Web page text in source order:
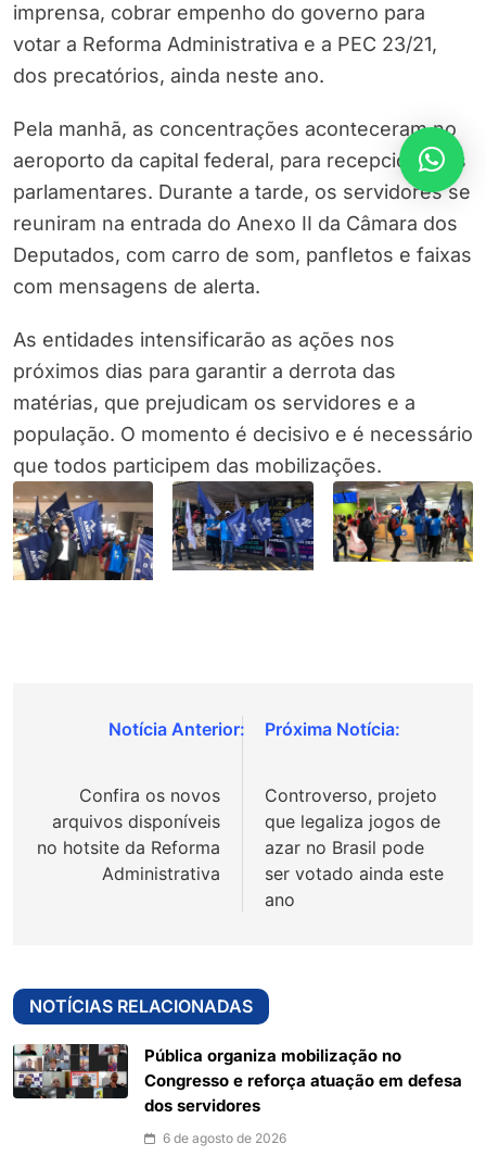
imprensa, cobrar empenho do governo para
votar a Reforma Administrativa e a PEC 23/21,
dos precatórios, ainda neste ano.
Pela manhã, as concentrações aconteceram no
aeroporto da capital federal, para recepcionar os
parlamentares. Durante a tarde, os servidores se
reuniram na entrada do Anexo II da Câmara dos
Deputados, com carro de som, panfletos e faixas
com mensagens de alerta.
As entidades intensificarão as ações nos
próximos dias para garantir a derrota das
matérias, que prejudicam os servidores e a
população. O momento é decisivo e é necessário
que todos participem das mobilizações.
Navegação
Post
Confira os novos
arquivos disponíveis
no hotsite da Reforma
Administrativa
Controverso, projeto
que legaliza jogos de
azar no Brasil pode
ser votado ainda este
ano
NOTÍCIAS RELACIONADAS
Pública organiza mobilização no
Congresso e reforça atuação em defesa
dos servidores
6 de agosto de 2026